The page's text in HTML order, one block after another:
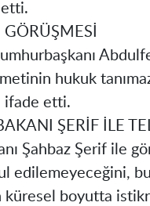
hukuk
ifade etti.
ŞERİF İLE
Şahbaz Şerif ile
edilemeyeceğini,
küresel boyutta